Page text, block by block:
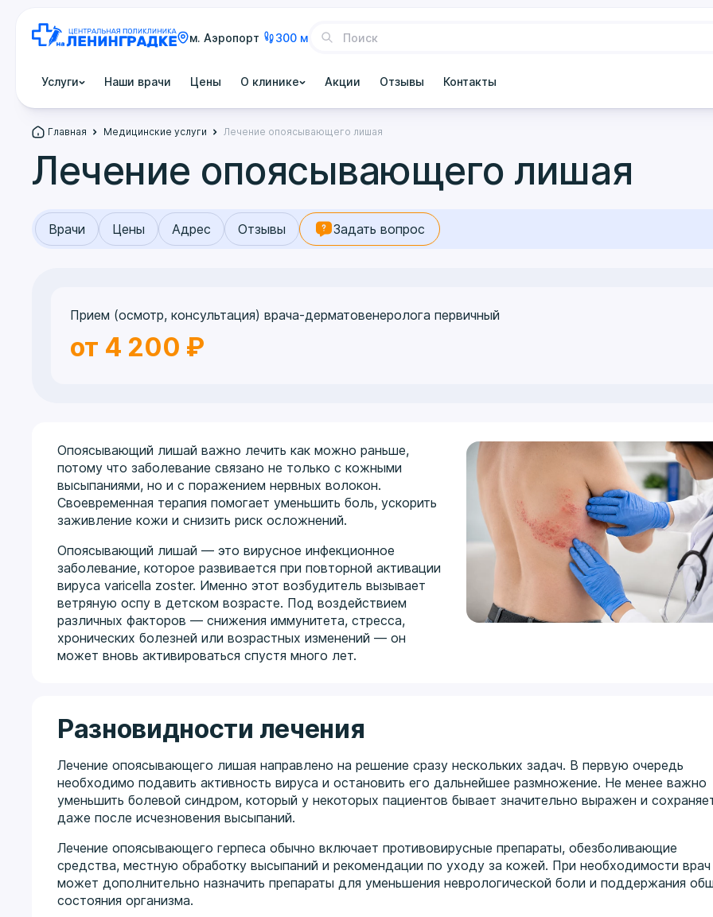
м. Аэропорт 300 м
Услуги Наши врачи Цены О клинике Акции Отзывы Контакты
Главная Медицинские услуги Лечение опоясывающего лишая
Лечение опоясывающего лишая
Врачи Цены Адрес Отзывы Задать вопрос
Прием (осмотр, консультация) врача-дерматовенеролога первичный
от 4 200 ₽
Опоясывающий лишай важно лечить как можно раньше,
потому что заболевание связано не только с кожными
высыпаниями, но и с поражением нервных волокон.
Своевременная терапия помогает уменьшить боль, ускорить
заживление кожи и снизить риск осложнений.
Опоясывающий лишай — это вирусное инфекционное
заболевание, которое развивается при повторной активации
вируса varicella zoster. Именно этот возбудитель вызывает
ветряную оспу в детском возрасте. Под воздействием
различных факторов — снижения иммунитета, стресса,
хронических болезней или возрастных изменений — он
может вновь активироваться спустя много лет.
Разновидности лечения
Лечение опоясывающего лишая направлено на решение сразу нескольких задач. В первую очередь
необходимо подавить активность вируса и остановить его дальнейшее размножение. Не менее важно
уменьшить болевой синдром, который у некоторых пациентов бывает значительно выражен и
даже после исчезновения высыпаний.
Лечение опоясывающего герпеса обычно включает противовирусные препараты, обезболивающие
средства, местную обработку высыпаний и рекомендации по уходу за кожей. При необходимости врач
может дополнительно назначить препараты для уменьшения неврологической боли и поддержания
состояния организма.